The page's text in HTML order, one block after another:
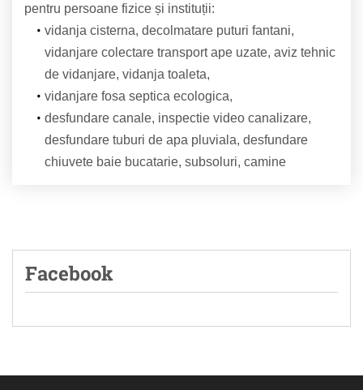
pentru persoane fizice și instituții:
vidanja cisterna, decolmatare puturi fantani,
vidanjare colectare transport ape uzate, aviz tehnic
de vidanjare, vidanja toaleta,
vidanjare fosa septica ecologica,
desfundare canale, inspectie video canalizare,
desfundare tuburi de apa pluviala, desfundare
chiuvete baie bucatarie, subsoluri, camine
Facebook